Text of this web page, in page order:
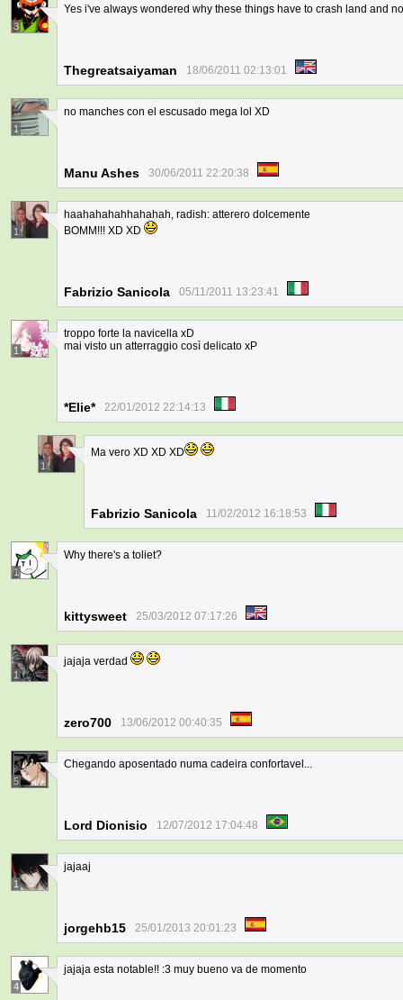
3
Yes i've always wondered why these things have to crash land and
Thegreatsaiyaman 18/06/2011 02:13:01
1
no manches con el escusado mega lol XD
Manu Ashes 30/06/2011 22:20:38
1
haahahahahhahahah, radish: atterero dolcemente
BOMM!!! XD XD
Fabrizio Sanicola 05/11/2011 13:23:41
1
troppo forte la navicella xD
mai visto un atterraggio così delicato xP
*Elie* 22/01/2012 22:14:13
1
Ma vero XD XD XD
Fabrizio Sanicola 11/02/2012 16:18:53
1
Why there's a toliet?
kittysweet 25/03/2012 07:17:26
1
jajaja verdad
zero700 13/06/2012 00:40:35
5
Chegando aposentado numa cadeira confortavel...
Lord Dionisio 12/07/2012 17:04:48
1
jajaaj
jorgehb15 25/01/2013 20:01:23
4
jajaja esta notable!! :3 muy bueno va de momento